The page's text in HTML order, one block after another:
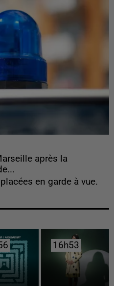
après la
en garde à vue.
16h53
16h53